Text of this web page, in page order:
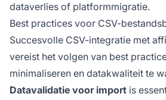
dataverlies of platformmigratie.
Best practices voor CSV-
Succesvolle CSV-integratie met
vereist het volgen van best
minimaliseren en datakwaliteit te
Datavalidatie voor import is